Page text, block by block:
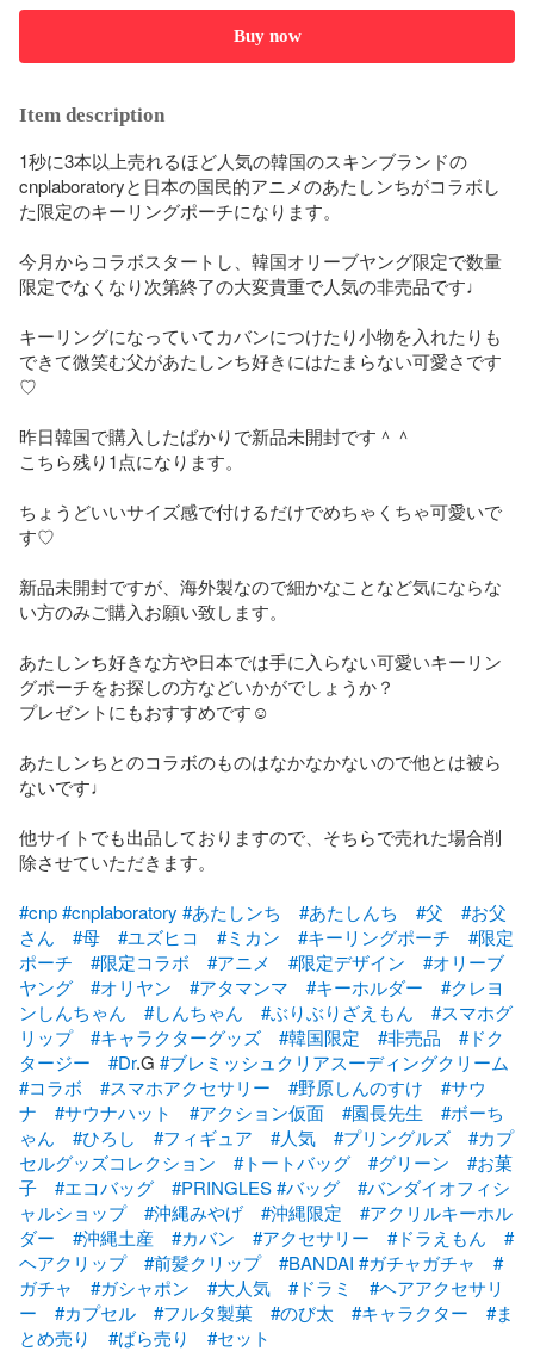
Buy now
Item description
1秒に3本以上売れるほど人気の韓国のスキンブランドの
cnplaboratoryと日本の国民的アニメのあたしンちがコラボし
た限定のキーリングポーチになります。
今月からコラボスタートし、韓国オリーブヤング限定で数量
限定でなくなり次第終了の大変貴重で人気の非売品です♩
キーリングになっていてカバンにつけたり小物を入れたりも
できて微笑む父があたしンち好きにはたまらない可愛さです
♡
昨日韓国で購入したばかりで新品未開封です＾＾
こちら残り1点になります。
ちょうどいいサイズ感で付けるだけでめちゃくちゃ可愛いで
す♡
新品未開封ですが、海外製なので細かなことなど気にならな
い方のみご購入お願い致します。
あたしンち好きな方や日本では手に入らない可愛いキーリン
グポーチをお探しの方などいかがでしょうか？
プレゼントにもおすすめです☺︎
あたしンちとのコラボのものはなかなかないので他とは被ら
ないです♩
他サイトでも出品しておりますので、そちらで売れた場合削
除させていただきます。
#cnp#cnplaboratory #あたしンち #あたしんち #父
#お父
さん
#母 #ユズヒコ #ミカン #キーリングポーチ
#限定
ポーチ
#限定コラボ #アニメ #限定デザイン
#オリーブ
ヤング
#オリヤン #アタマンマ #キーホルダー
#クレヨ
ンしんちゃん
#しんちゃん #ぶりぶりざえもん
#スマホグ
リップ
#キャラクターグッズ #韓国限定 #非売品
#ドク
タージー
#Dr.G #ブレミッシュクリアスーディングクリーム
#コラボ
#スマホアクセサリー #野原しんのすけ
#サウ
ナ
#サウナハット #アクション仮面 #園長先生
#ボーち
ゃん
#ひろし #フィギュア #人気 #プリングルズ
#カプ
セルグッズコレクション
#トートバッグ #グリーン
#お菓
子
#エコバッグ #PRINGLES#バッグ
#バンダイオフィシ
ャルショップ
#沖縄みやげ #沖縄限定
#アクリルキーホル
ダー
#沖縄土産 #カバン #アクセサリー #ドラえもん
#
ヘアクリップ
#前髪クリップ #BANDAI #ガチャガチャ
#
ガチャ
#ガシャポン #大人気 #ドラミ
#ヘアアクセサリ
ー
#カプセル #フルタ製菓 #のび太 #キャラクター
#ま
とめ売り
#ばら売り
#セット